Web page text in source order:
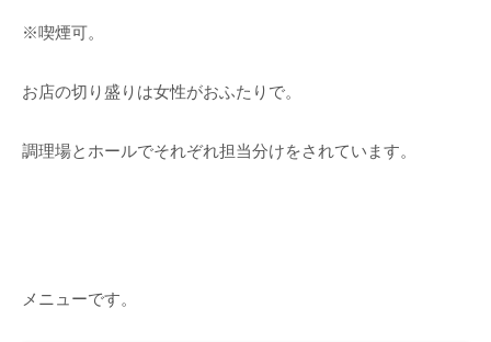
※喫煙可。
お店の切り盛りは女性がおふたりで。
調理場とホールでそれぞれ担当分けをされています。
メニューです。